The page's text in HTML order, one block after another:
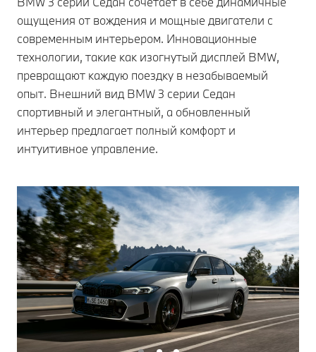
ощущения от вождения и мощные двигатели с
современным интерьером. Инновационные
технологии, такие как изогнутый дисплей BMW,
превращают каждую поездку в незабываемый
опыт. Внешний вид BMW 3 серии Седан
спортивный и элегантный, а обновленный
интерьер предлагает полный комфорт и
интуитивное управление.